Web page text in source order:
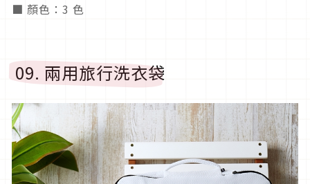
■ 顏色：3 色
09. 兩用旅行洗衣袋